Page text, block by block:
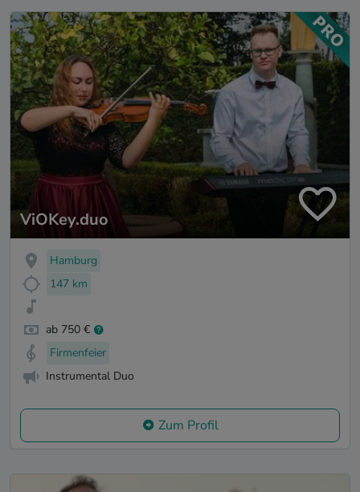
ViOKey.duo
Hamburg
147 km
ab 750 €
Firmenfeier
Instrumental Duo
Zum Profil